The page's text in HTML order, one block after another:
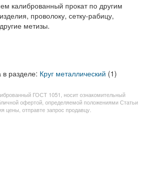
калиброванный прокат по другим
проволоку, сетку-рабицу,
метизы.
разделе: Круг металлический (1)
ГОСТ 1051, носит ознакомительный
офертой, определяемой положениями Статьи
цены, отправте запрос продавцу.